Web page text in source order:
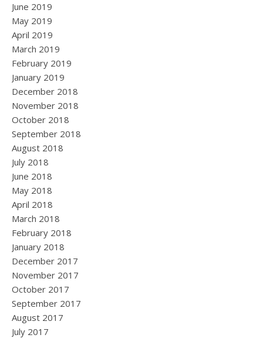
June 2019
May 2019
April 2019
March 2019
February 2019
January 2019
December 2018
November 2018
October 2018
September 2018
August 2018
July 2018
June 2018
May 2018
April 2018
March 2018
February 2018
January 2018
December 2017
November 2017
October 2017
September 2017
August 2017
July 2017